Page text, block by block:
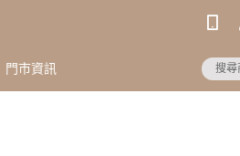
門市資訊